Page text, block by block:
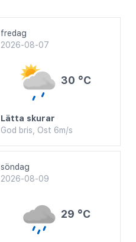
fredag
2026-08-07
30 °C
Lätta skurar
God bris, Ost 6m/s
söndag
2026-08-09
29 °C